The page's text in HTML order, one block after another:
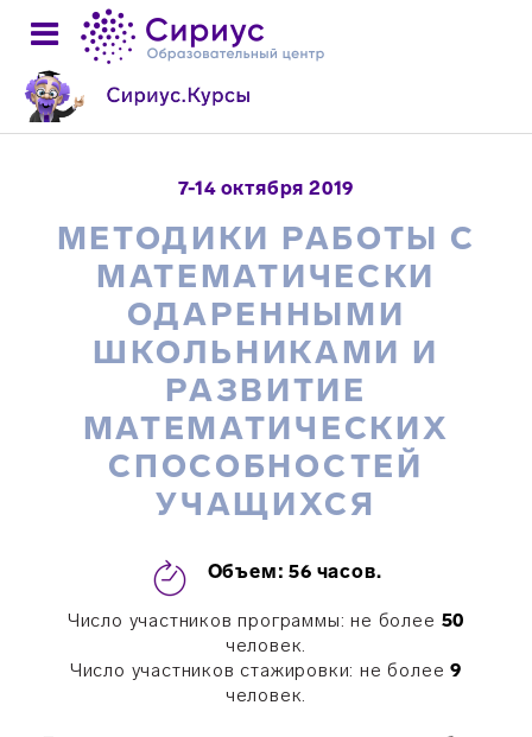
7-14 октября 2019
МЕТОДИКИ РАБОТЫ С
МАТЕМАТИЧЕСКИ
ОДАРЕННЫМИ
ШКОЛЬНИКАМИ И
РАЗВИТИЕ
МАТЕМАТИЧЕСКИХ
СПОСОБНОСТЕЙ
УЧАЩИХСЯ
Объем: 56 часов.
Число участников программы: не более 50
человек.
Число участников стажировки: не более9
человек.